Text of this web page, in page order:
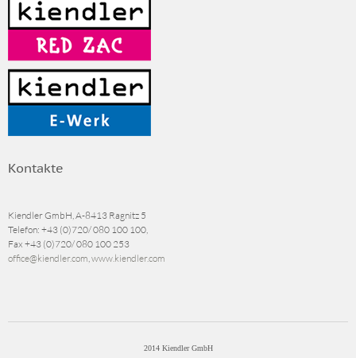
Kontakte
Kiendler GmbH, A-8413 Ragnitz 5
Telefon: +43 (0)720/ 080 100 100,
Fax +43 (0)720/ 080 100 253
office@kiendler.com,www.kiendler.com
2014 Kiendler GmbH